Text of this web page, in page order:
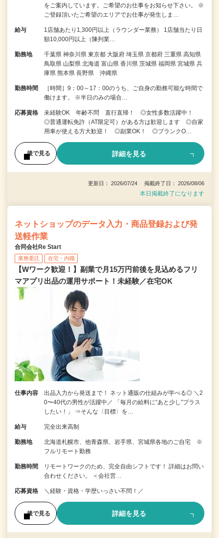
をご案内しています。ご希望のお仕事をお知らせ下さい。 ※
ご登録頂いたご希望のエリアでお仕事が発生しま…
給与
1店舗あたり1,300円以上（ラウンダー業務） 1店舗当たり日
額10,000円以上（陳列業…
勤務地
千葉県 神奈川県 東京都 大阪府 埼玉県 京都府 三重県 高知県
鳥取県 山梨県 北海道 富山県 香川県 茨城県 福岡県 宮城県 兵
庫県 熊本県 長野県 沖縄県
勤務時間
［時間］9：00～17：00のうち、ご自身の勤務可能な時間で
働けます。 ※半日のみの場合…
応募資格
未経験OK 年齢不問 直行直帰！ ◎女性多数活躍中！
◎普通運転免許（AT限定可）がある方は歓迎します ◎自家
用車が使える方大歓迎！ ◎副業OK！ ◎ブランクO…
後で見る 詳細を見る
更新日： 2026/07/24 掲載終了日： 2026/08/06
本日掲載終了になります
ネットショップのデータ入力・商品登録および発
送軽作業
合同会社Re Start
業務委託 在宅・内職
【Wワーク歓迎！】副業で月15万円前後を見込めるフリ
マアプリ出品の運用サポート！未経験／在宅OK
仕事内容
出品入力から発送まで！ ネット通販の仕組みが学べる◎ ＼2
0〜40代の男性が活躍中／ 「毎月の給料に“あと少し”プラス
したい！」 ⇒そんな〈目標〉を…
給与 完全出来高制
勤務地
北海道札幌市、他青森県、岩手県、宮城県各地のご自宅 ※
フルリモート勤務
勤務時間
リモートワークのため、完全自由シフトです！ 詳細はお問い
合わせください。 ＜会社営…
応募資格 ＼経験・資格・学歴いっさい不問！／
後で見る 詳細を見る